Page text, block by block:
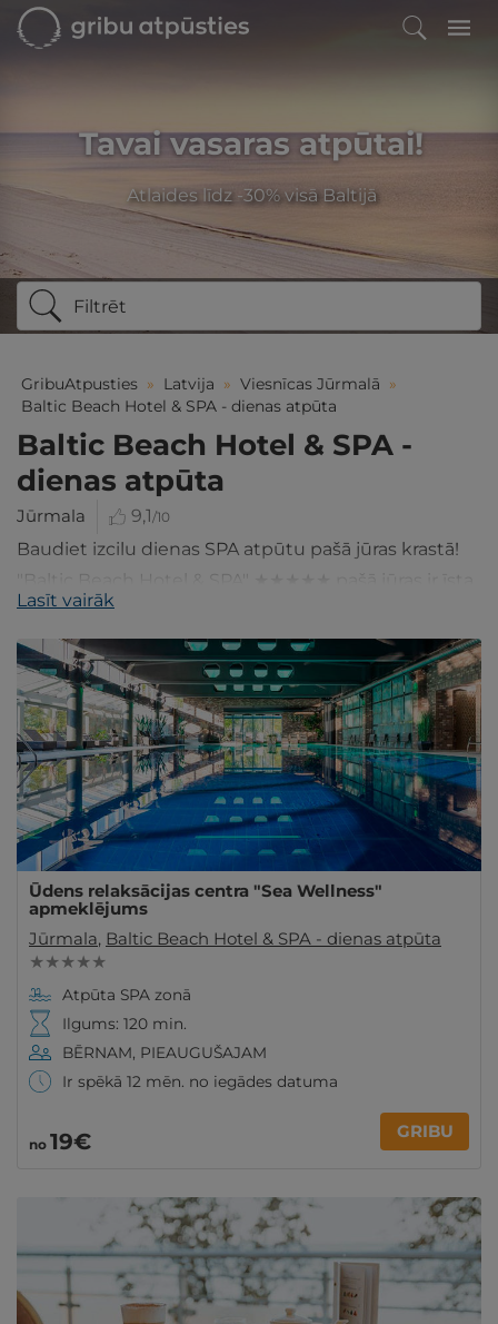
Tavai vasaras atpūtai!
Atlaides līdz -30% visā Baltijā
Filtrēt
GribuAtpusties » Latvija » Viesnīcas Jūrmalā »
Baltic Beach Hotel & SPA - dienas atpūta
Baltic Beach Hotel & SPA -
dienas atpūta
Jūrmala 9,1/10
Baudiet izcilu dienas SPA atpūtu pašā jūras krastā!
"Baltic Beach Hotel & SPA" ★★★★★ pašā jūras ir īsta
SPA un gardēžu paradīze!
Lasīt vairāk
Ūdens relaksācijas centra "Sea Wellness"
apmeklējums
Jūrmala, Baltic Beach Hotel & SPA - dienas atpūta
★ ★ ★ ★ ★
Atpūta SPA zonā
Ilgums: 120 min.
BĒRNAM, PIEAUGUŠAJAM
Ir spēkā 12 mēn. no iegādes datuma
no 19€ GRIBU